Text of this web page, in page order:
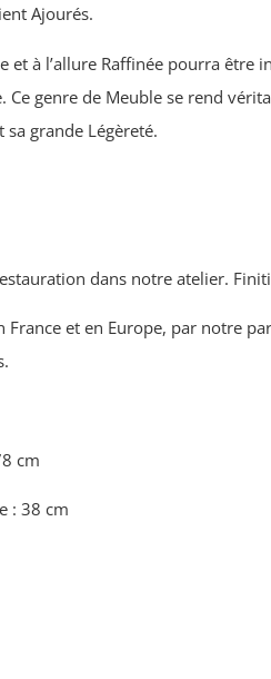
Ajourés.
et à l’allure Raffinée pourra être
Ce genre de Meuble se rend
grande Légèreté.
dans notre atelier.
France et en Europe, par notre
cm
: 38 cm